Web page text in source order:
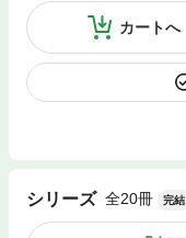
カートへ
シリーズ 全20冊 完結